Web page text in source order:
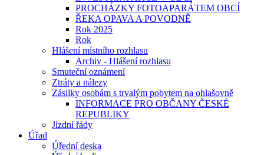
PROCHÁZKY FOTOAPARÁTEM OBCÍ
ŘEKA OPAVA A POVODNĚ
Rok 2025
Rok
Hlášení místního rozhlasu
Archiv - Hlášení rozhlasu
Smuteční oznámení
Ztráty a nálezy
Zásilky osobám s trvalým pobytem na ohlašovně
INFORMACE PRO OBČANY ČESKÉ
REPUBLIKY
Jízdní řády
Úřad
Úřední deska